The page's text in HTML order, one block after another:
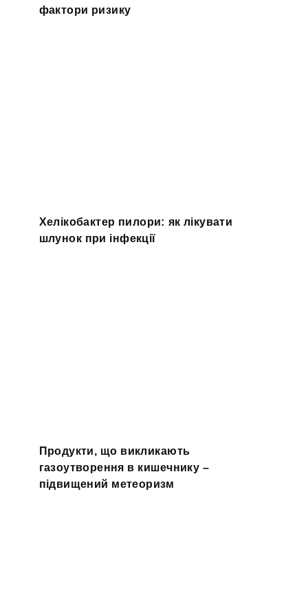
фактори ризику
Хелікобактер пилори: як лікувати
шлунок при інфекції
Продукти, що викликають
газоутворення в кишечнику –
підвищений метеоризм